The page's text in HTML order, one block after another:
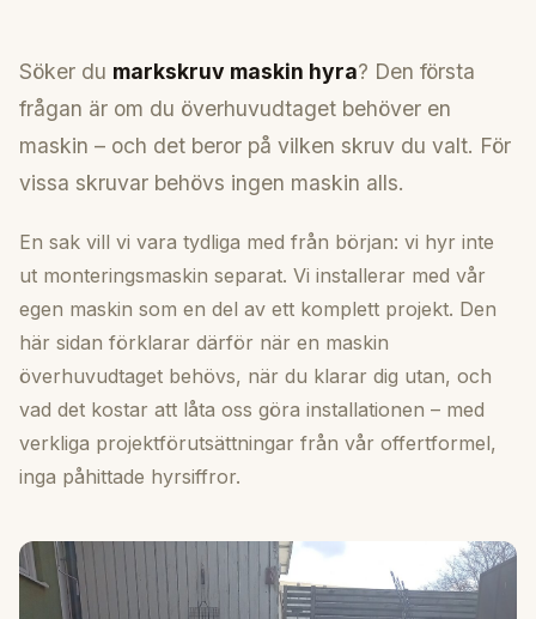
Söker du markskruv maskin hyra? Den första
frågan är om du överhuvudtaget behöver en
maskin – och det beror på vilken skruv du valt. För
vissa skruvar behövs ingen maskin alls.
En sak vill vi vara tydliga med från början: vi hyr inte
ut monteringsmaskin separat. Vi installerar med vår
egen maskin som en del av ett komplett projekt. Den
här sidan förklarar därför när en maskin
överhuvudtaget behövs, när du klarar dig utan, och
vad det kostar att låta oss göra installationen – med
verkliga projektförutsättningar från vår offertformel,
inga påhittade hyrsiffror.